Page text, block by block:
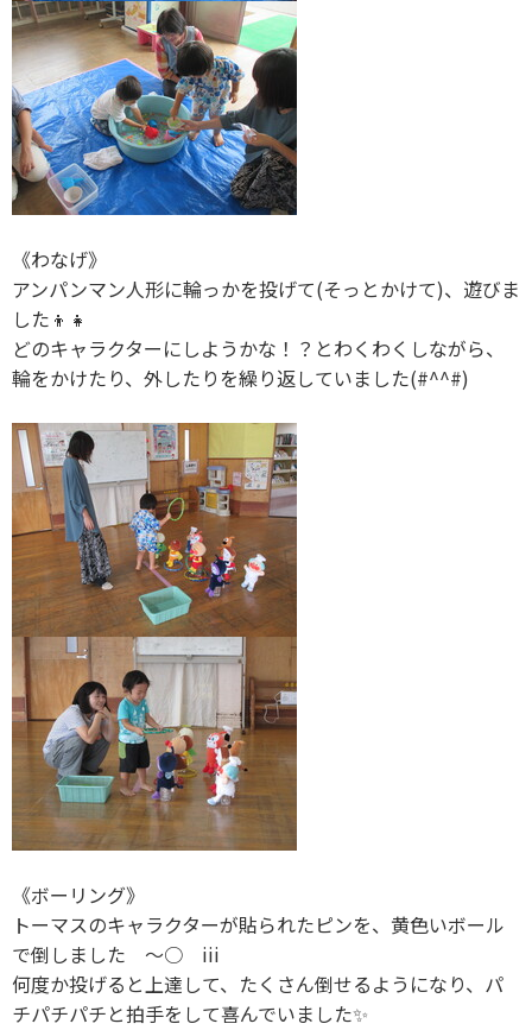
《わなげ》
アンパンマン人形に輪っかを投げて(そっとかけて)、遊びま
した👦👧
どのキャラクターにしようかな！？とわくわくしながら、
輪をかけたり、外したりを繰り返していました(#^^#)
《ボーリング》
トーマスのキャラクターが貼られたピンを、黄色いボール
で倒しました 〜○ iii
何度か投げると上達して、たくさん倒せるようになり、パ
チパチパチと拍手をして喜んでいました✨